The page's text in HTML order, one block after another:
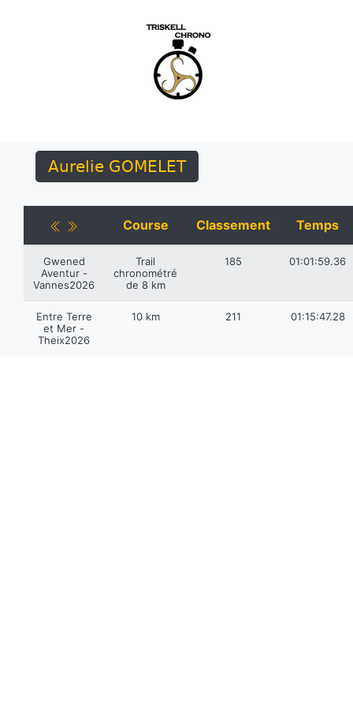
Aurelie GOMELET
Course Classement Temps
Gwened
Aventur -
Vannes2026
Trail
chronométré
de 8 km
185 01:01:59.36
Entre Terre
et Mer -
Theix2026
10 km 211 01:15:47.28